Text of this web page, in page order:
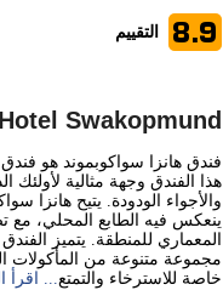
8.9
Swakopmund
فندق هانزا سواكوبموند هو
هذا الفندق وجهة مثالية
والأجواء الودودة. يتيح هانزا
ينعكس فيه الطابع المحلي، مع
المعماري للمنطقة. يتميز
مجموعة متنوعة من المأكولات
خاصة للاسترخاء والتمتع... اقرأ